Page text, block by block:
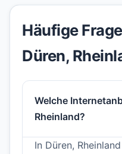
Häufige
Düren,
Welche
Rheinland?
In Düren,